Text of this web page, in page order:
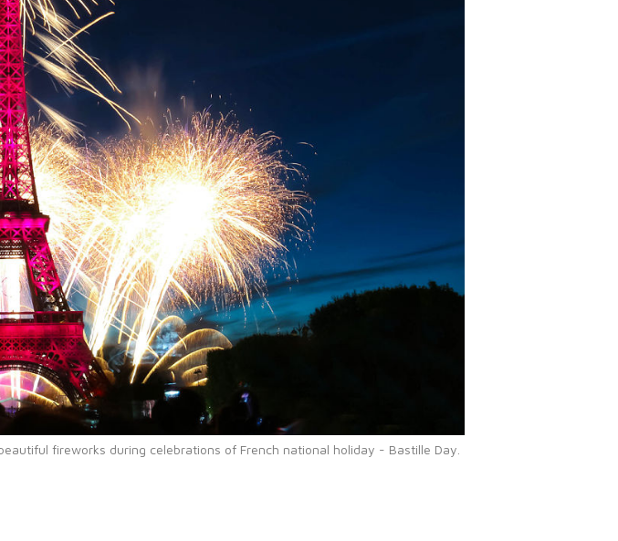
fireworks during celebrations of French national holiday - Bastille Day.